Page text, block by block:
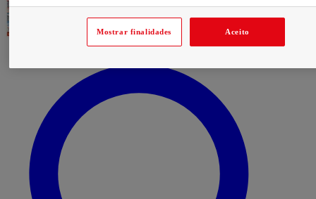
Mostrar finalidades Aceito